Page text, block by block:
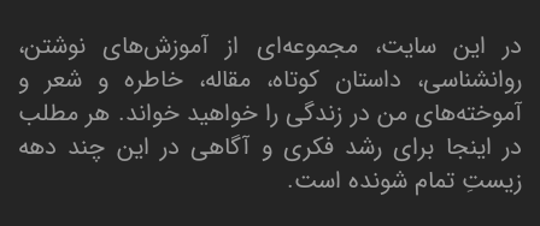
در این سایت، مجموعه‌ای از آموزش‌های نوشتن،
روانشناسی، داستان کوتاه، مقاله، خاطره و شعر و
آموخته‌های من در زندگی را خواهید خواند. هر مطلب
در اینجا برای رشد فکری و آگاهی در این چند دهه
زیستِ تمام شونده است.